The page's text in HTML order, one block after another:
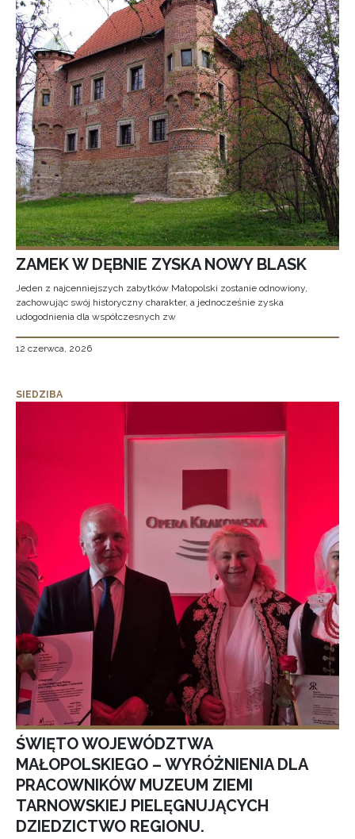
ZAMEK W DĘBNIE ZYSKA NOWY BLASK
Jeden z najcenniejszych zabytków Małopolski zostanie odnowiony,
zachowując swój historyczny charakter, a jednocześnie zyska
udogodnienia dla współczesnych zw
12 czerwca, 2026
SIEDZIBA
ŚWIĘTO WOJEWÓDZTWA
MAŁOPOLSKIEGO – WYRÓŻNIENIA DLA
PRACOWNIKÓW MUZEUM ZIEMI
TARNOWSKIEJ PIELĘGNUJĄCYCH
DZIEDZICTWO REGIONU.